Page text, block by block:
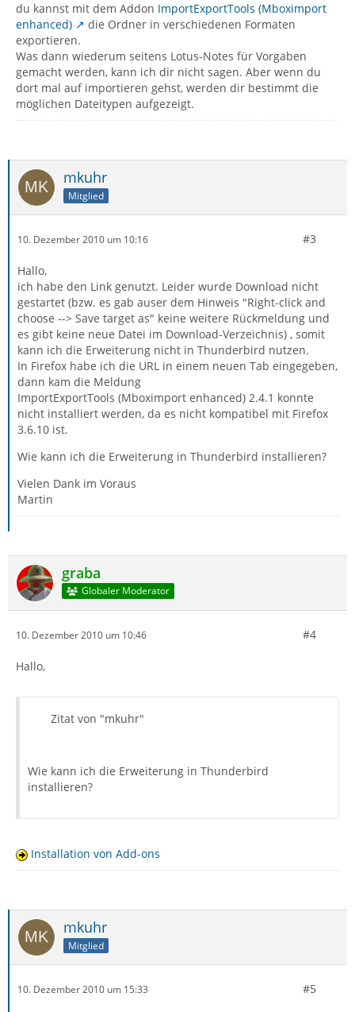
du kannst mit dem Addon ImportExportTools (Mboximport
enhanced)
die Ordner in verschiedenen Formaten
exportieren.
Was dann wiederum seitens Lotus-Notes für Vorgaben
gemacht werden, kann ich dir nicht sagen. Aber wenn du
dort mal auf importieren gehst, werden dir bestimmt die
möglichen Dateitypen aufgezeigt.
mkuhr
Mitglied
10. Dezember 2010 um 10:16 #3
Hallo,
ich habe den Link genutzt. Leider wurde Download nicht
gestartet (bzw. es gab auser dem Hinweis "Right-click and
choose --> Save target as" keine weitere Rückmeldung und
es gibt keine neue Datei im Download-Verzeichnis) , somit
kann ich die Erweiterung nicht in Thunderbird nutzen.
In Firefox habe ich die URL in einem neuen Tab eingegeben,
dann kam die Meldung
ImportExportTools (Mboximport enhanced) 2.4.1 konnte
nicht installiert werden, da es nicht kompatibel mit Firefox
3.6.10 ist.
Wie kann ich die Erweiterung in Thunderbird installieren?
Vielen Dank im Voraus
Martin
graba
Globaler Moderator
10. Dezember 2010 um 10:46 #4
Hallo,
Zitat von "mkuhr"
Wie kann ich die Erweiterung in Thunderbird
installieren?
Installation von Add-ons
mkuhr
Mitglied
10. Dezember 2010 um 15:33 #5